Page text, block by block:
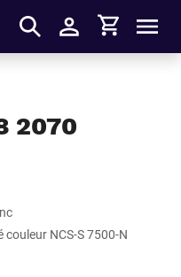
S'identifier
Panier
2070
NCS-S 7500-N